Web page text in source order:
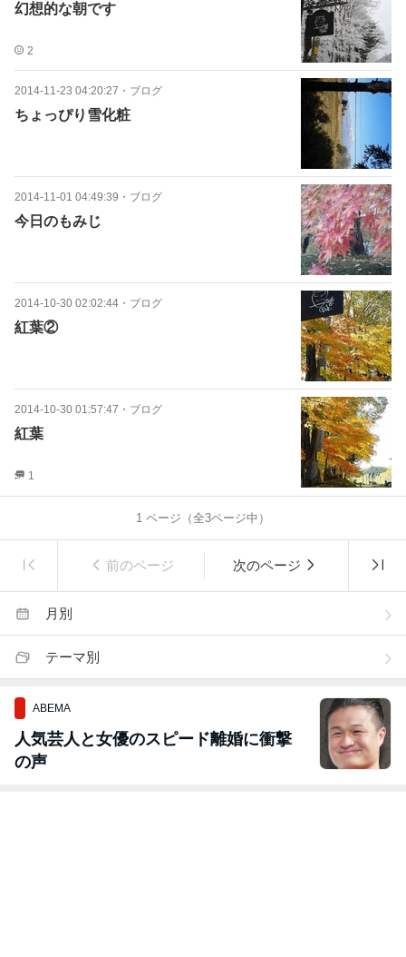
幻想的な朝です
2
2014-11-23 04:20:27 ・ ブログ
ちょっぴり雪化粧
2014-11-01 04:49:39 ・ ブログ
今日のもみじ
2014-10-30 02:02:44 ・ ブログ
紅葉②
2014-10-30 01:57:47 ・ ブログ
紅葉
1
1 ページ（全3ページ中）
前のページ 次のページ
月別
テーマ別
ABEMA
人気芸人と女優のスピード離婚に衝撃
の声